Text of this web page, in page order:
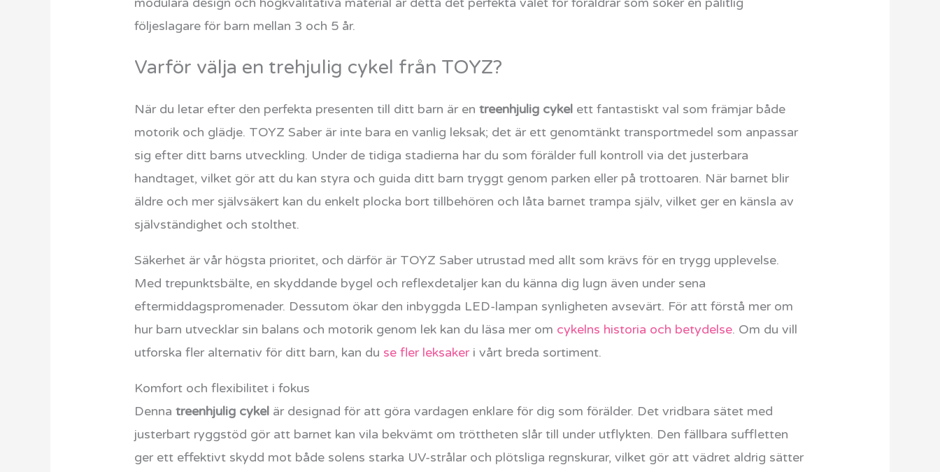
följeslagare för barn mellan 3 och 5 år.
Varför välja en trehjulig cykel från TOYZ?
När du letar efter den perfekta presenten till ditt barn är entreenhjulig cykel ett fantastiskt val som främjar både
motorik och glädje. TOYZ Saber är inte bara en vanlig leksak; det är ett genomtänkt transportmedel som anpassar
sig efter ditt barns utveckling. Under de tidiga stadierna har du som förälder full kontroll via det justerbara
handtaget, vilket gör att du kan styra och guida ditt barn tryggt genom parken eller på trottoaren. När barnet blir
äldre och mer självsäkert kan du enkelt plocka bort tillbehören och låta barnet trampa själv, vilket ger en känsla av
självständighet och stolthet.
Säkerhet är vår högsta prioritet, och därför är TOYZ Saber utrustad med allt som krävs för en trygg upplevelse.
Med trepunktsbälte, en skyddande bygel och reflexdetaljer kan du känna dig lugn även under sena
eftermiddagspromenader. Dessutom ökar den inbyggda LED-lampan synligheten avsevärt. För att förstå mer om
hur barn utvecklar sin balans och motorik genom lek kan du läsa mer om cykelns historia och betydelse. Om du vill
utforska fler alternativ för ditt barn, kan du se fler leksakeri vårt breda sortiment.
Komfort och flexibilitet i fokus
Dennatreenhjulig cykel är designad för att göra vardagen enklare för dig som förälder. Det vridbara sätet med
justerbart ryggstöd gör att barnet kan vila bekvämt om tröttheten slår till under utflykten. Den fällbara suffletten
ger ett effektivt skydd mot både solens starka UV-strålar och plötsliga regnskurar, vilket gör att vädret aldrig sätter